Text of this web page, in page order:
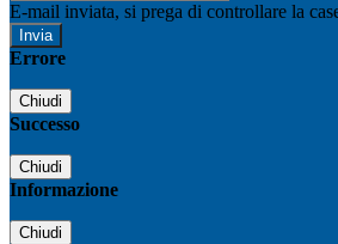
E-mail inviata, si prega di controllare la
Errore
Chiudi
Successo
Chiudi
Informazione
Chiudi